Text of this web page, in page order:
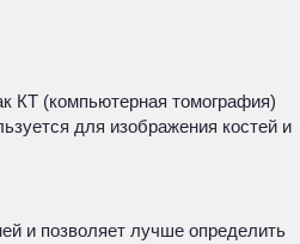
КТ (компьютерная томография)
для изображения костей и
и позволяет лучше определить